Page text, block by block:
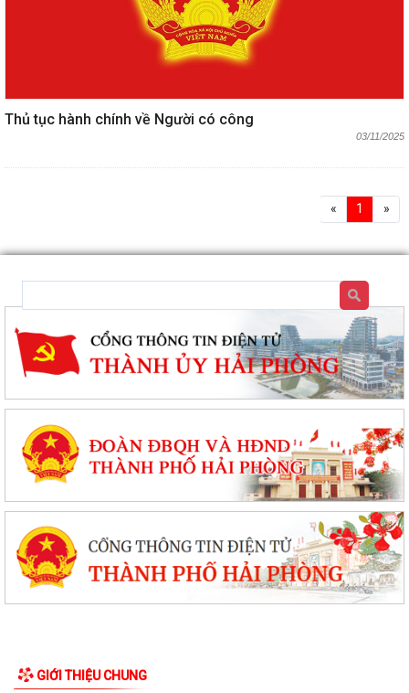
Thủ tục hành chính về Người có công
03/11/2025
« 1 »
GIỚI THIỆU CHUNG